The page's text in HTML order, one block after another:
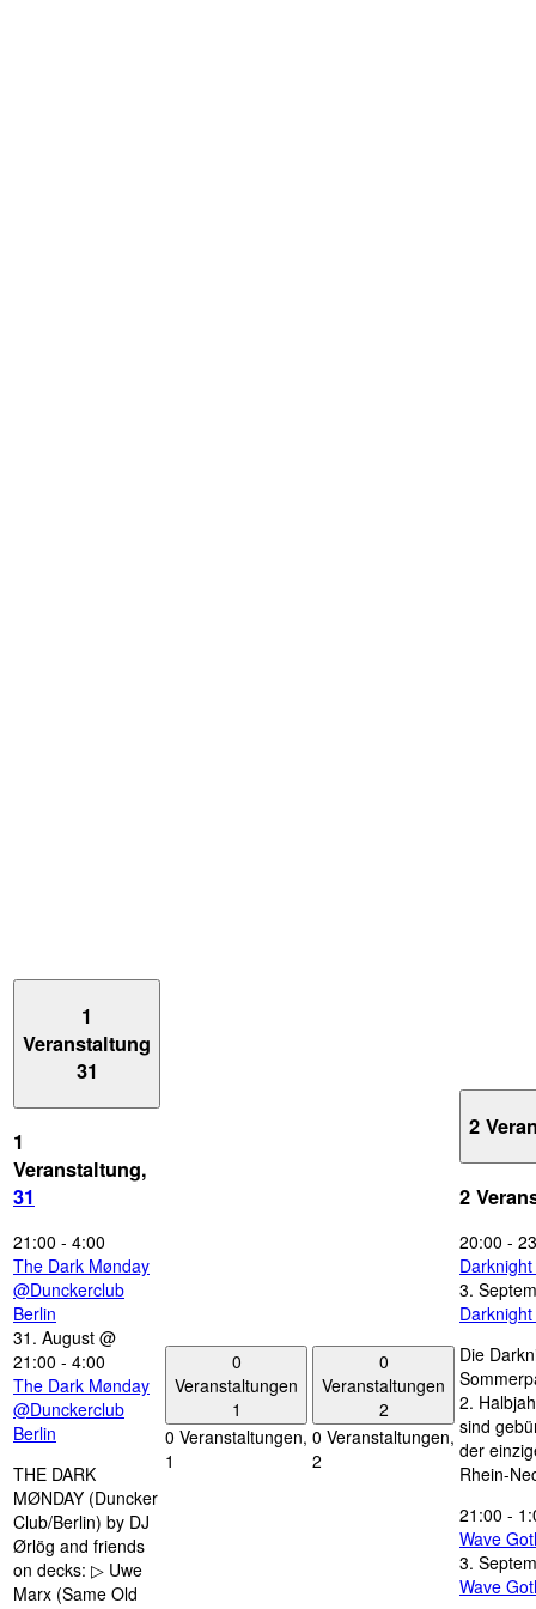
1
Veranstaltung
31
1
Veranstaltung,
31
21:00 - 4:00
The Dark Mønday
@Dunckerclub
Berlin
31. August @
21:00 - 4:00
The Dark Mønday
@Dunckerclub
Berlin
THE DARK
MØNDAY (Duncker
Club/Berlin) by DJ
Ørlög and friends
on decks: ▷ Uwe
Marx (Same Old
0
Veranstaltungen
1
0 Veranstaltungen,
1
0
Veranstaltungen
2
0 Veranstaltungen,
2
2
2
20:00 -
3.
Die
2.
sind
der
Rhein-
21:00 -
Wave
3.
Wave